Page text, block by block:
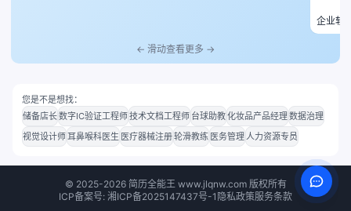
企业软
← 滑动查看更多 →
您是不是想找：
储备店长数字IC验证工程师技术文档工程师 台球助教化妆品产品经理数据治理
视觉设计师耳鼻喉科医生 医疗器械注册轮滑教练 医务管理人力资源专员
© 2025-2026简历全能王 www.jlqnw.com 版权所有
ICP备案号: 湘ICP备2025147437号-1 隐私政策服务条款